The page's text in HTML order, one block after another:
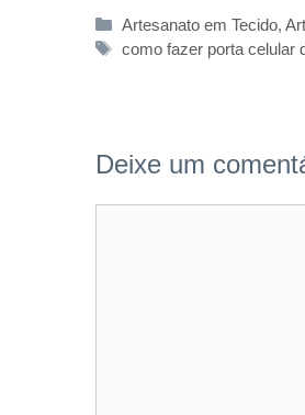
Categorias
Artesanato em Tecido,
Tags
como fazer porta celular
Deixe um